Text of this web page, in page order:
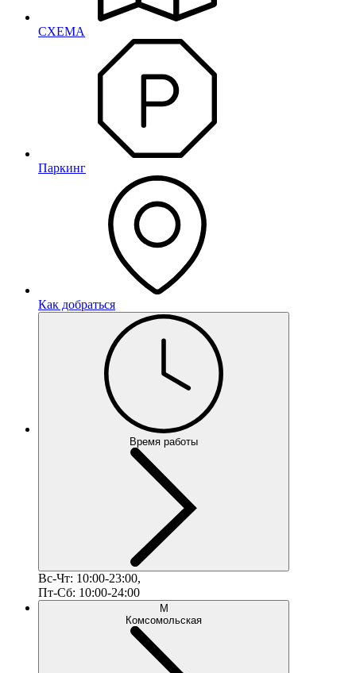
СХЕМА
Паркинг
Как добраться
Время работы
Вс-Чт: 10:00-23:00,
Пт-Сб: 10:00-24:00
М
Комсомольская